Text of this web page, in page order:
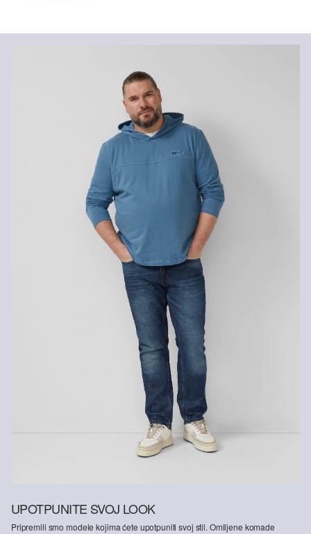
Nije prikladno za izbjeljivanje sredstvom na bazi klora
Nježno pranje 30°
Nije prikladno za kemijsko čišćenje
Glačati umjereno vrućim glačalom
Sušenje pri smanjenom termičkom opterećenju
Vaša će narudžba biti poslana u roku od 4-8 radna dana putem
Hrvatska pošta-a. Standardna dostava košta 4,95 €.
Svoje artikle nam možete besplatno vratiti u roku od 14 dana.
UPOTPUNITE SVOJ LOOK
Pripremili smo modele kojima ćete upotpuniti svoj stil. Omiljene komade